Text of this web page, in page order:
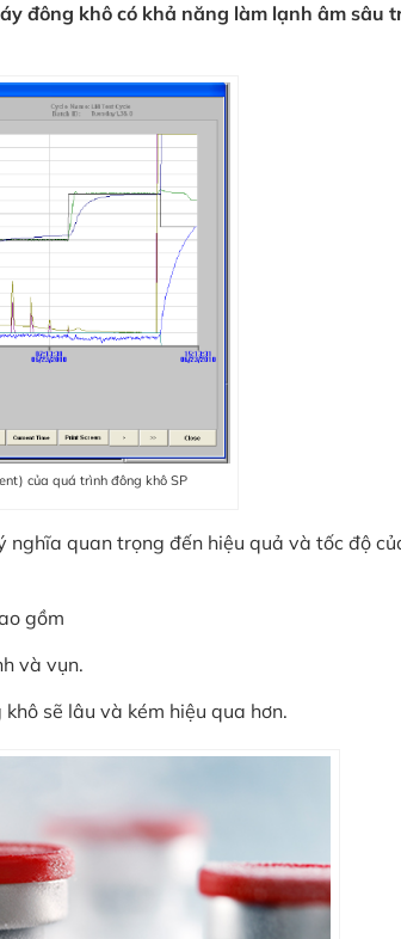
đông khô có khả năng làm lạnh âm sâu
của quá trình đông khô SP
quan trọng đến hiệu quả và tốc độ
gồm
và vụn.
sẽ lâu và kém hiệu qua hơn.